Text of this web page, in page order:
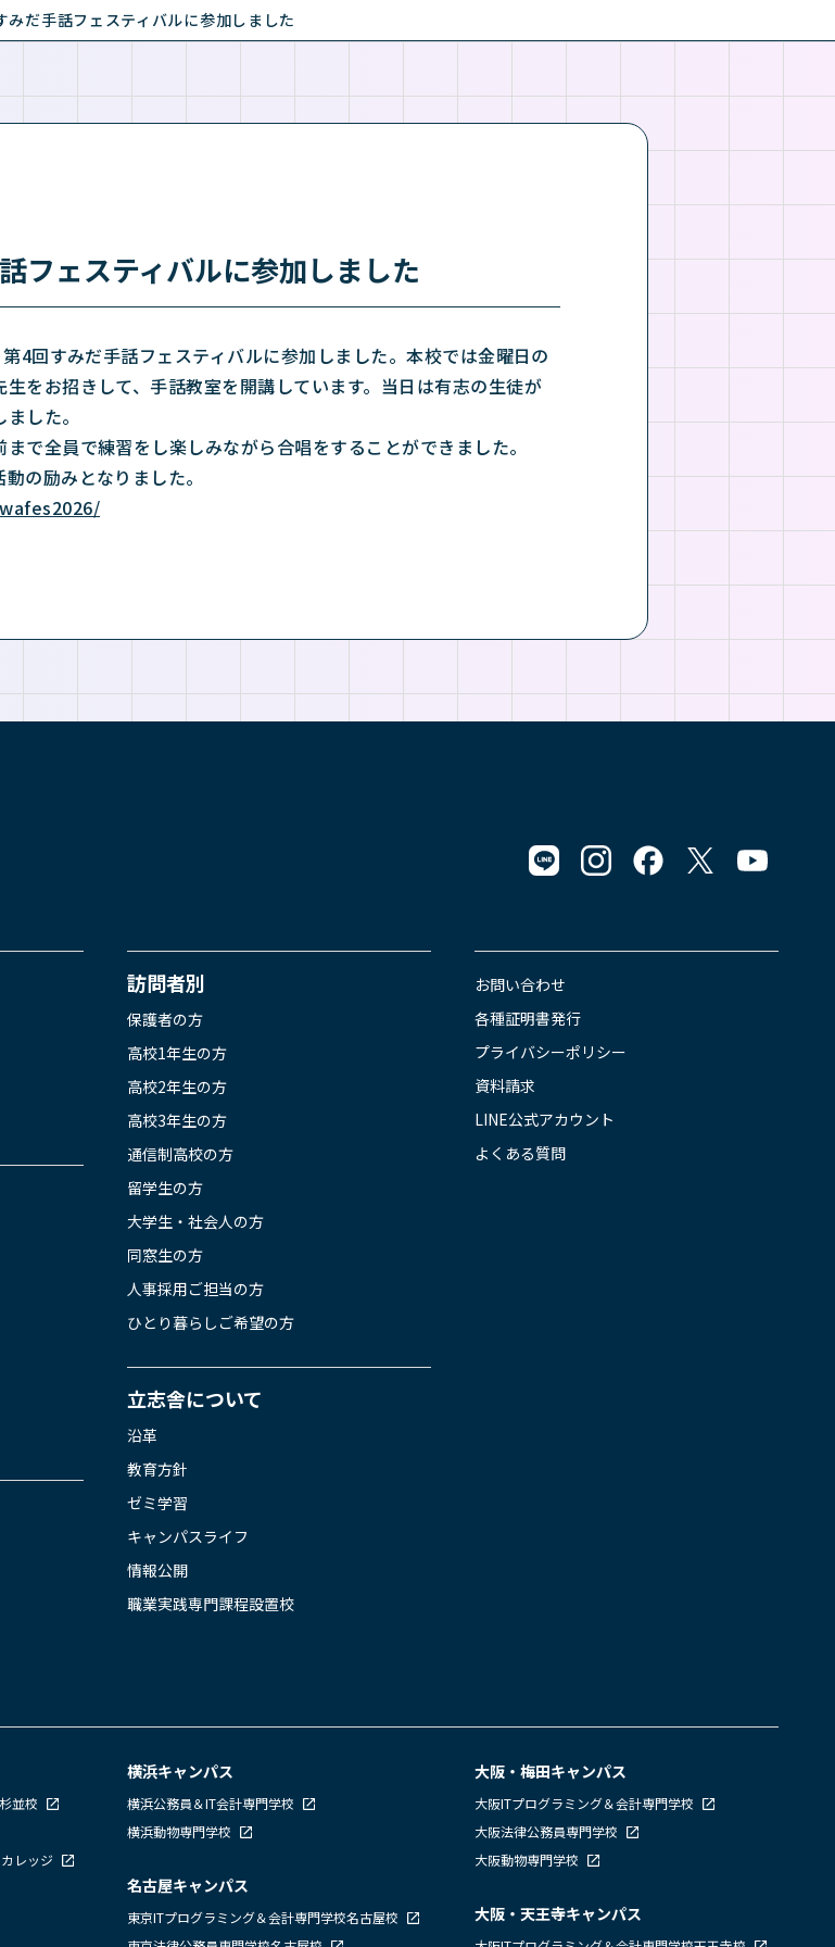
みだ手話フェスティバルに参加しました
フェスティバルに参加しました
4回すみだ手話フェスティバルに参加しました。本校では金曜日の
をお招きして、手話教室を開講しています。当日は有志の生徒が
した。
で全員で練習をし楽しみながら合唱をすることができました。
の励みとなりました。
訪問者別
保護者の方
高校1年生の方
高校2年生の方
高校3年生の方
通信制高校の方
留学生の方
大学生・社会人の方
同窓生の方
人事採用ご担当の方
ひとり暮らしご希望の方
立志舎について
沿革
教育方針
ゼミ学習
キャンパスライフ
情報公開
職業実践専門課程設置校
お問い合わせ
各種証明書発行
プライバシーポリシー
資料請求
LINE公式アカウント
よくある質問
並校
レッジ
横浜キャンパス
横浜公務員＆IT会計専門学校
横浜動物専門学校
名古屋キャンパス
東京ITプログラミング＆会計専門学校名古屋校
大阪・梅田キャンパス
大阪ITプログラミング＆会計専門学校
大阪法律公務員専門学校
大阪動物専門学校
大阪・天王寺キャンパス